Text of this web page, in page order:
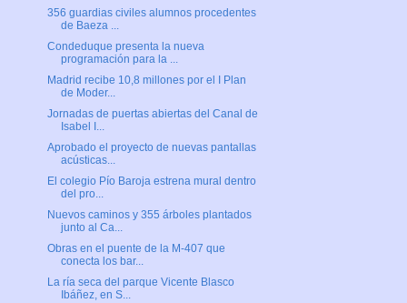
356 guardias civiles alumnos procedentes
de Baeza ...
Condeduque presenta la nueva
programación para la ...
Madrid recibe 10,8 millones por el I Plan
de Moder...
Jornadas de puertas abiertas del Canal de
Isabel I...
Aprobado el proyecto de nuevas pantallas
acústicas...
El colegio Pío Baroja estrena mural dentro
del pro...
Nuevos caminos y 355 árboles plantados
junto al Ca...
Obras en el puente de la M-407 que
conecta los bar...
La ría seca del parque Vicente Blasco
Ibáñez, en S...